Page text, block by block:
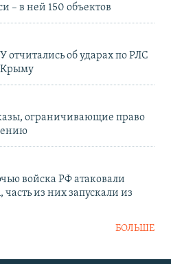
– в ней 150 объектов
отчитались об ударах по РЛС
Крыму
ограничивающие право
войска РФ атаковали
из них запускали из
БОЛЬШЕ